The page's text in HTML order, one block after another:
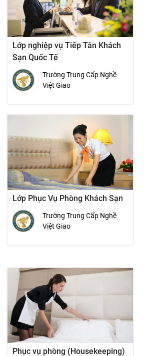
Lớp nghiệp vụ Tiếp Tân Khách
Sạn Quốc Tế
Trường Trung Cấp Nghề
Việt Giao
Lớp Phục Vụ Phòng Khách Sạn
Trường Trung Cấp Nghề
Việt Giao
Phục vụ phòng (Housekeeping)